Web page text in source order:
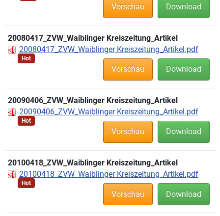
Download
Vorschau
20080417_ZVW_Waiblinger Kreiszeitung_Artikel
20080417_ZVW_Waiblinger Kreiszeitung_Artikel.pdf
Hot
Download
Vorschau
20090406_ZVW_Waiblinger Kreiszeitung_Artikel
20090406_ZVW_Waiblinger Kreiszeitung_Artikel.pdf
Hot
Download
Vorschau
20100418_ZVW_Waiblinger Kreiszeitung_Artikel
20100418_ZVW_Waiblinger Kreiszeitung_Artikel.pdf
Hot
Download
Vorschau